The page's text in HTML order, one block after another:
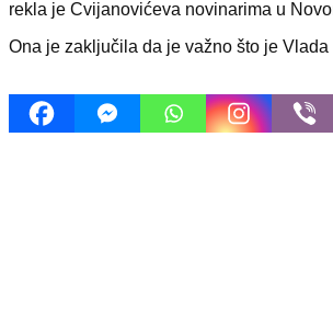
rekla je Cvijanovićeva novinarima u
Ona je zaključila da je važno što je